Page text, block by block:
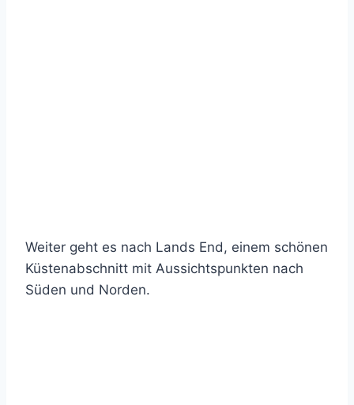
Weiter geht es nach Lands End, einem schönen
Küstenabschnitt mit Aussichtspunkten nach
Süden und Norden.